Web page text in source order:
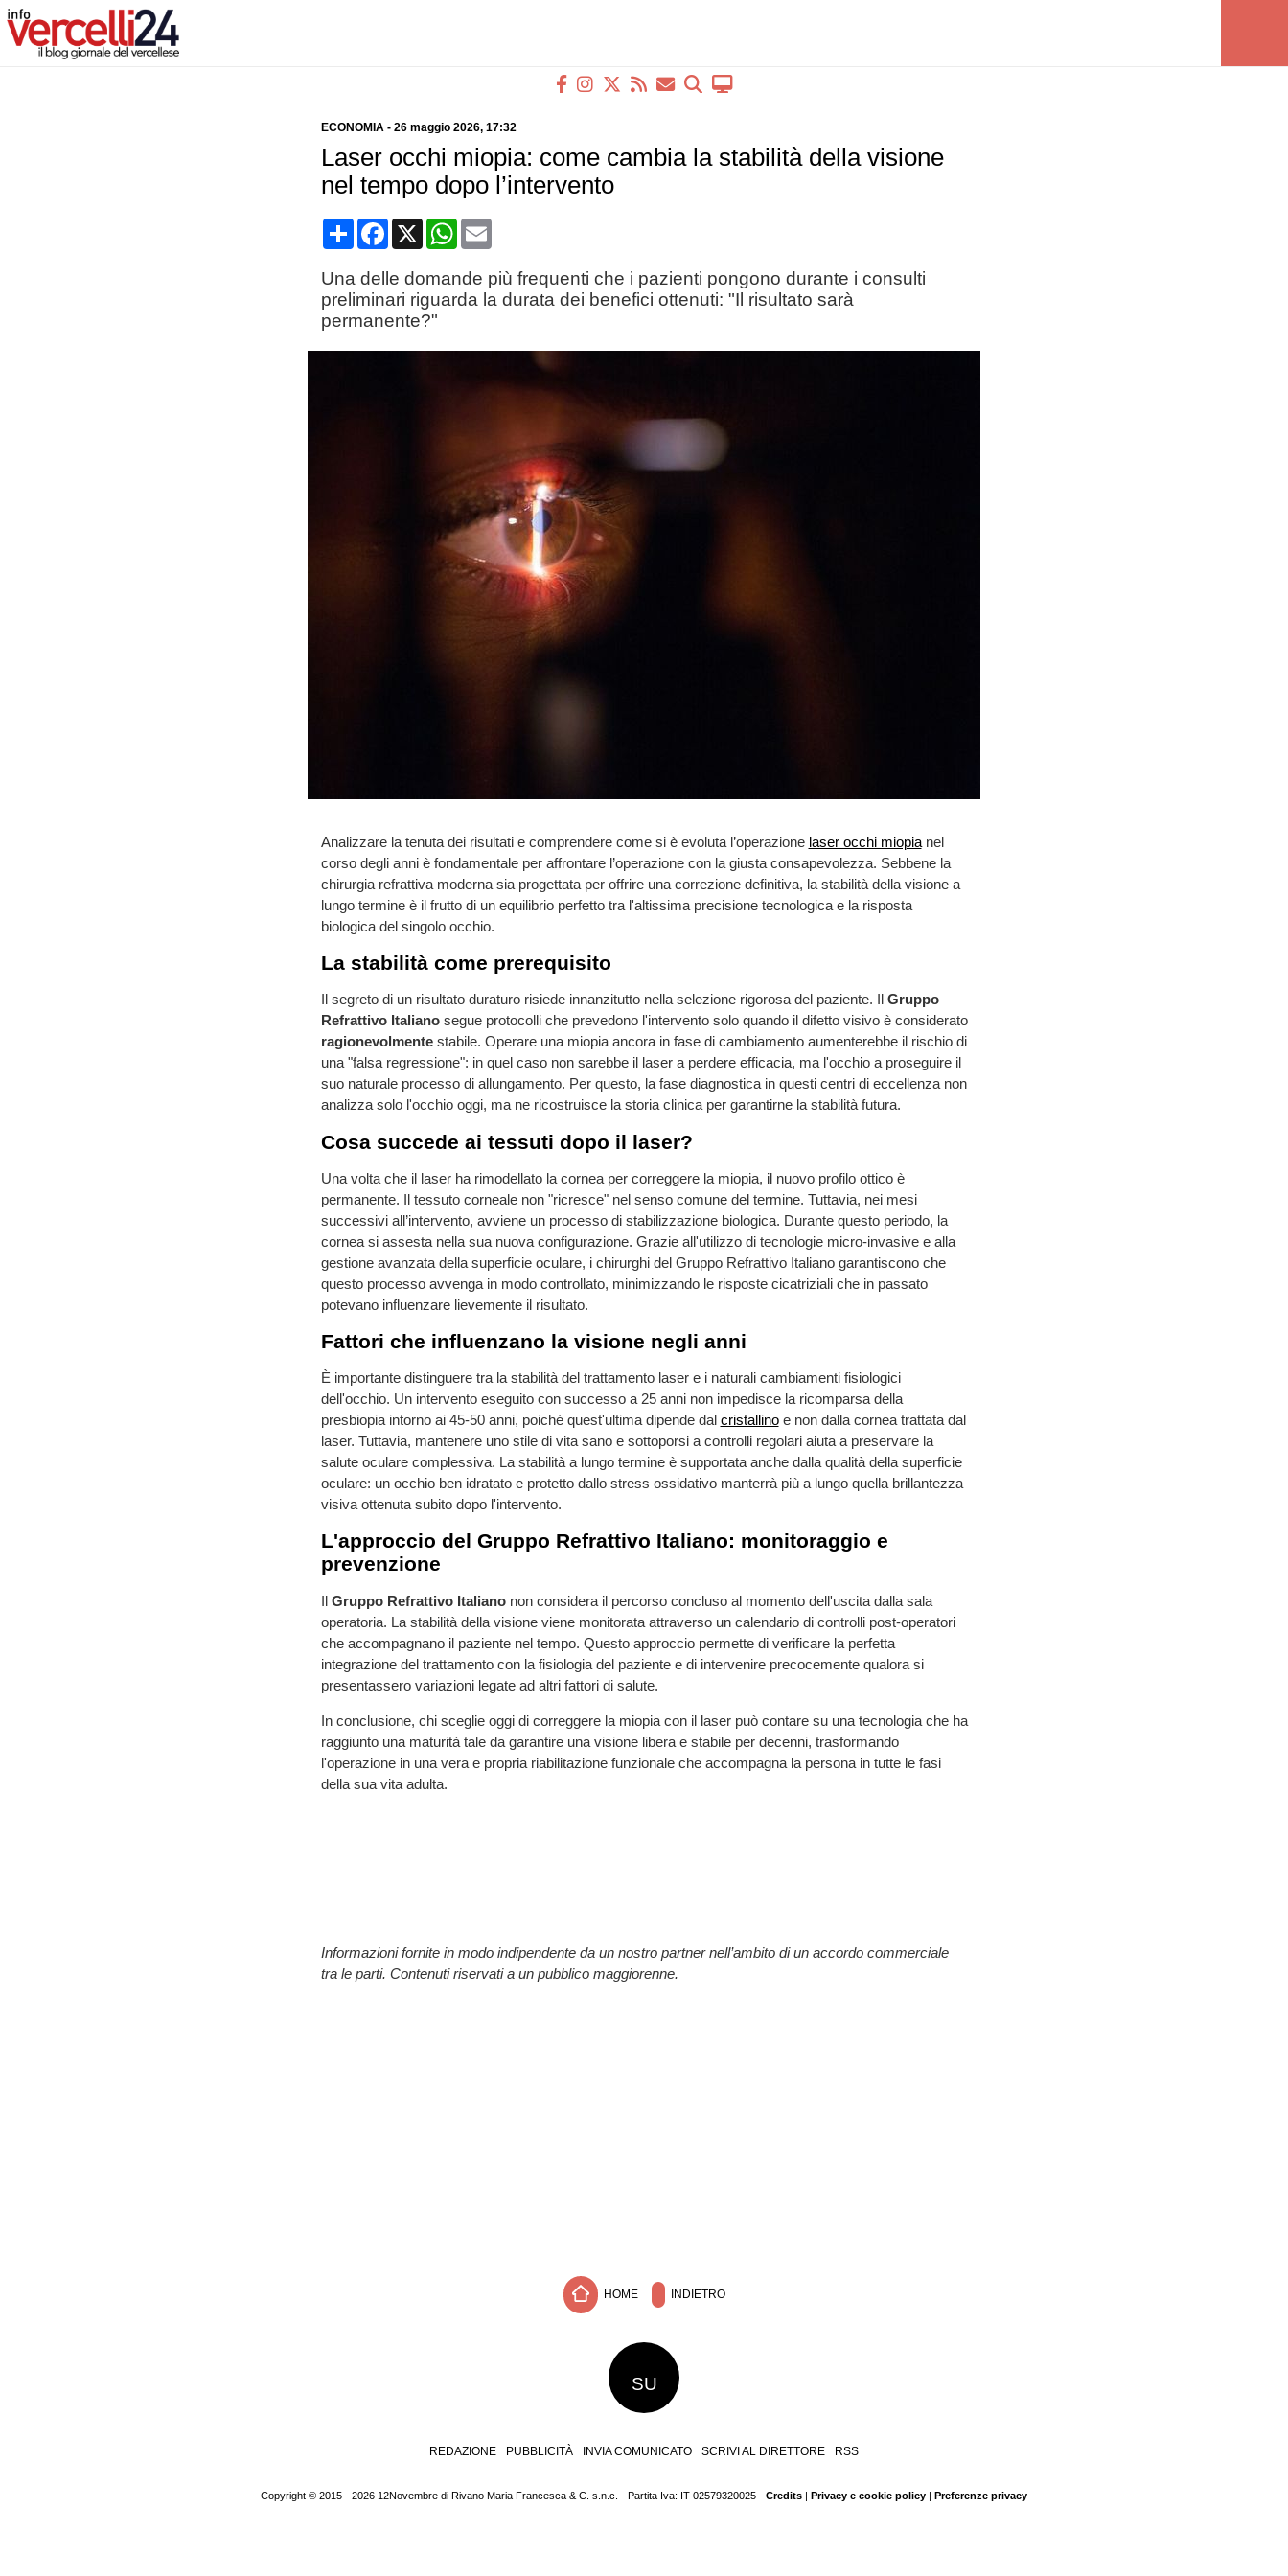
ECONOMIA- 26 maggio 2026, 17:32
Laser occhi miopia: come cambia la stabilità della visione
nel tempo dopo l’intervento
CondividiFacebook
X WhatsApp
Email
Una delle domande più frequenti che i pazienti pongono durante i consulti
preliminari riguarda la durata dei benefici ottenuti: "Il risultato sarà
permanente?"
Analizzare la tenuta dei risultati e comprendere come si è evoluta l’operazione laser occhi miopianel
corso degli anni è fondamentale per affrontare l’operazione con la giusta consapevolezza. Sebbene la
chirurgia refrattiva moderna sia progettata per offrire una correzione definitiva, la stabilità della visione a
lungo termine è il frutto di un equilibrio perfetto tra l'altissima precisione tecnologica e la risposta
biologica del singolo occhio.
La stabilità come prerequisito
Il segreto di un risultato duraturo risiede innanzitutto nella selezione rigorosa del paziente. Il Gruppo
Refrattivo Italianosegue protocolli che prevedono l'intervento solo quando il difetto visivo è considerato
ragionevolmentestabile. Operare una miopia ancora in fase di cambiamento aumenterebbe il rischio di
una "falsa regressione": in quel caso non sarebbe il laser a perdere efficacia, ma l'occhio a proseguire il
suo naturale processo di allungamento. Per questo, la fase diagnostica in questi centri di eccellenza non
analizza solo l'occhio oggi, ma ne ricostruisce la storia clinica per garantirne la stabilità futura.
Cosa succede ai tessuti dopo il laser?
Una volta che il laser ha rimodellato la cornea per correggere la miopia, il nuovo profilo ottico è
permanente. Il tessuto corneale non "ricresce" nel senso comune del termine. Tuttavia, nei mesi
successivi all’intervento, avviene un processo di stabilizzazione biologica. Durante questo periodo, la
cornea si assesta nella sua nuova configurazione. Grazie all'utilizzo di tecnologie micro-invasive e alla
gestione avanzata della superficie oculare, i chirurghi del Gruppo Refrattivo Italiano garantiscono che
questo processo avvenga in modo controllato, minimizzando le risposte cicatriziali che in passato
potevano influenzare lievemente il risultato.
Fattori che influenzano la visione negli anni
È importante distinguere tra la stabilità del trattamento laser e i naturali cambiamenti fisiologici
dell'occhio. Un intervento eseguito con successo a 25 anni non impedisce la ricomparsa della
presbiopia intorno ai 45-50 anni, poiché quest'ultima dipende dal cristallinoe non dalla cornea trattata dal
laser. Tuttavia, mantenere uno stile di vita sano e sottoporsi a controlli regolari aiuta a preservare la
salute oculare complessiva. La stabilità a lungo termine è supportata anche dalla qualità della superficie
oculare: un occhio ben idratato e protetto dallo stress ossidativo manterrà più a lungo quella brillantezza
visiva ottenuta subito dopo l'intervento.
L'approccio del Gruppo Refrattivo Italiano: monitoraggio e
prevenzione
Il Gruppo Refrattivo Italianonon considera il percorso concluso al momento dell'uscita dalla sala
operatoria. La stabilità della visione viene monitorata attraverso un calendario di controlli post-operatori
che accompagnano il paziente nel tempo. Questo approccio permette di verificare la perfetta
integrazione del trattamento con la fisiologia del paziente e di intervenire precocemente qualora si
presentassero variazioni legate ad altri fattori di salute.
In conclusione, chi sceglie oggi di correggere la miopia con il laser può contare su una tecnologia che ha
raggiunto una maturità tale da garantire una visione libera e stabile per decenni, trasformando
l'operazione in una vera e propria riabilitazione funzionale che accompagna la persona in tutte le fasi
della sua vita adulta.
Informazioni fornite in modo indipendente da un nostro partner nell’ambito di un accordo commerciale
tra le parti. Contenuti riservati a un pubblico maggiorenne.
HOME INDIETRO
SU
REDAZIONE PUBBLICITÀ INVIA COMUNICATO SCRIVI AL DIRETTORE RSS
Copyright © 2015 - 2026 12Novembre di Rivano Maria Francesca & C. s.n.c. - Partita Iva: IT 02579320025 - Credits | Privacy e cookie policy | Preferenze privacy